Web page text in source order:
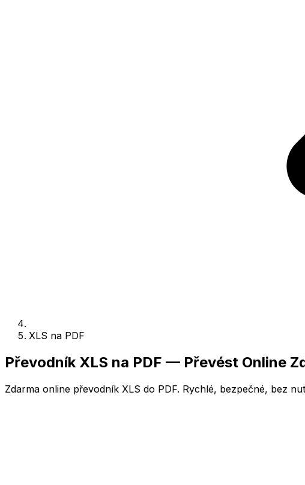
XLS na PDF
Převodník XLS na PDF — Převést Online
Zdarma online převodník XLS do PDF. Rychlé, bezpečné, bez